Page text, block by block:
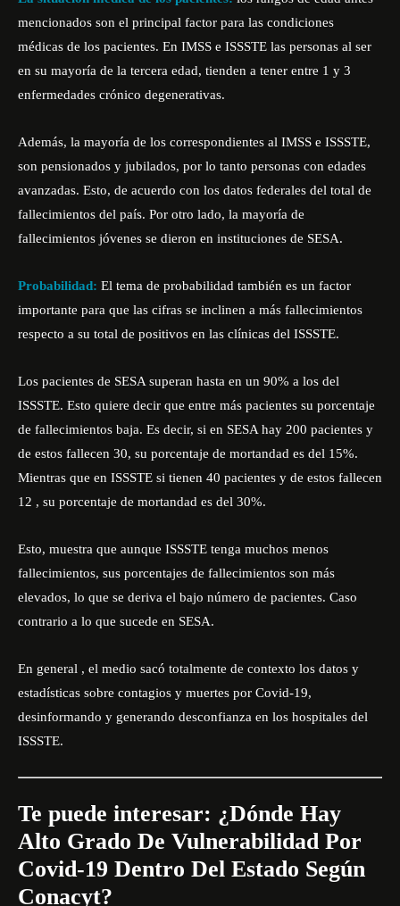
mencionados son el principal factor para las condiciones
médicas de los pacientes. En IMSS e ISSSTE las personas al ser
en su mayoría de la tercera edad, tienden a tener entre 1 y 3
enfermedades crónico degenerativas.
Además, la mayoría de los correspondientes al IMSS e ISSSTE,
son pensionados y jubilados, por lo tanto personas con edades
avanzadas. Esto, de acuerdo con los datos federales del total de
fallecimientos del país. Por otro lado, la mayoría de
fallecimientos jóvenes se dieron en instituciones de SESA.
Probabilidad: El tema de probabilidad también es un factor
importante para que las cifras se inclinen a más fallecimientos
respecto a su total de positivos en las clínicas del ISSSTE.
Los pacientes de SESA superan hasta en un 90% a los del
ISSSTE. Esto quiere decir que entre más pacientes su porcentaje
de fallecimientos baja. Es decir, si en SESA hay 200 pacientes y
de estos fallecen 30, su porcentaje de mortandad es del 15%.
Mientras que en ISSSTE si tienen 40 pacientes y de estos fallecen
12 , su porcentaje de mortandad es del 30%.
Esto, muestra que aunque ISSSTE tenga muchos menos
fallecimientos, sus porcentajes de fallecimientos son más
elevados, lo que se deriva el bajo número de pacientes. Caso
contrario a lo que sucede en SESA.
En general , el medio sacó totalmente de contexto los datos y
estadísticas sobre contagios y muertes por Covid-19,
desinformando y generando desconfianza en los hospitales del
ISSSTE.
Te puede interesar: ¿Dónde Hay
Alto Grado De Vulnerabilidad Por
Covid-19 Dentro Del Estado Según
Conacyt?